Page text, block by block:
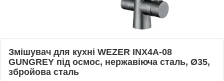
Змішувач для кухні WEZER INX4A-08
GUNGREY під осмос, нержавіюча сталь, Ø35,
збройова сталь